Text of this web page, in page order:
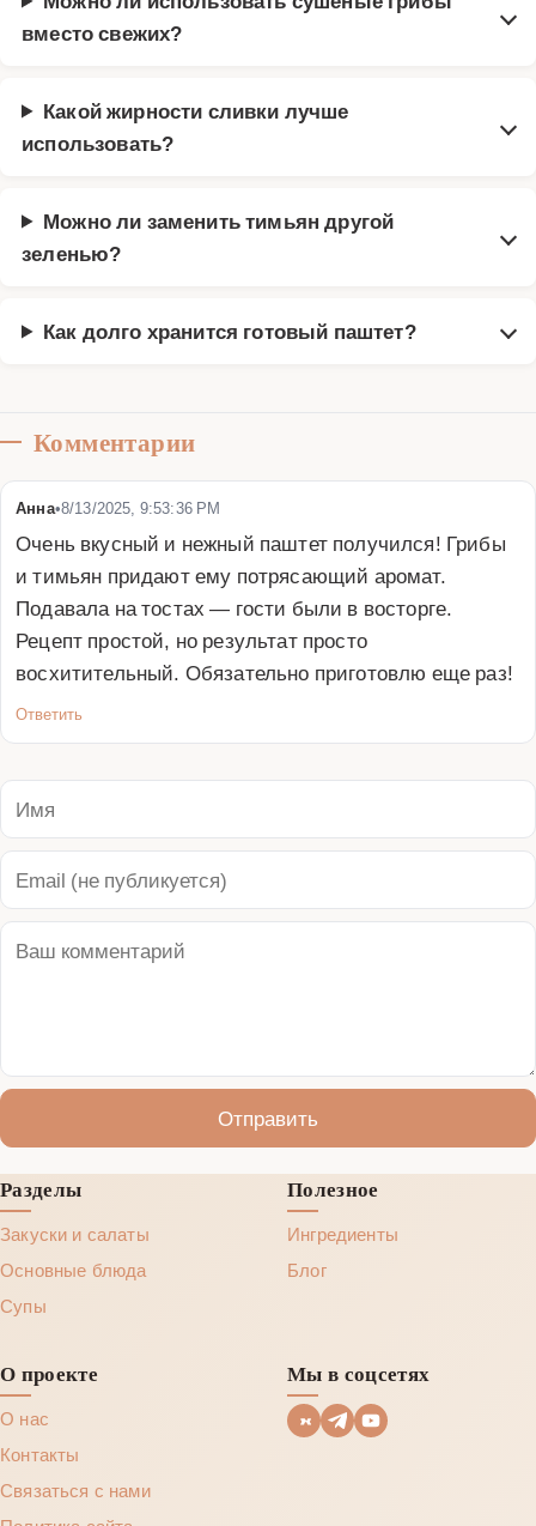
вместо свежих?
Какой жирности сливки лучше
использовать?
Можно ли заменить тимьян другой
зеленью?
Как долго хранится готовый паштет?
Комментарии
Анна•8/13/2025, 9:53:36 PM
Очень вкусный и нежный паштет получился! Грибы
и тимьян придают ему потрясающий аромат.
Подавала на тостах — гости были в восторге.
Рецепт простой, но результат просто
восхитительный. Обязательно приготовлю еще раз!
Ответить
Отправить
Разделы
Закуски и салаты
Основные блюда
Супы
Полезное
Ингредиенты
Блог
О проекте
О нас
Контакты
Связаться с нами
Мы в соцсетях